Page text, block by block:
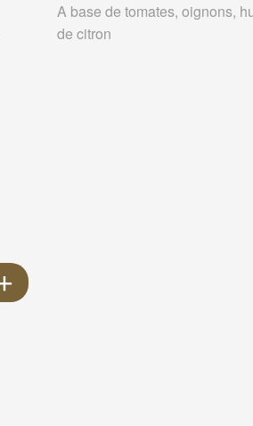
A base de tomates, oignons,
de citron